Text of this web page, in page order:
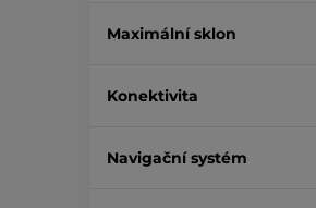
Maximální sklon
Konektivita
Navigační systém